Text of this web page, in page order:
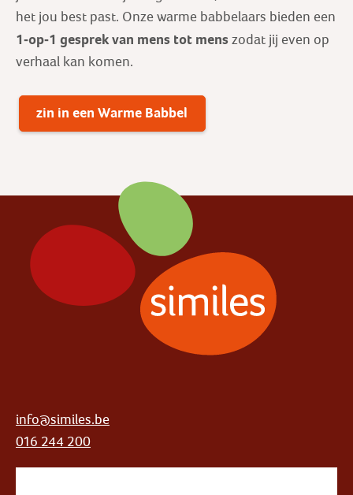
het jou best past. Onze warme babbelaars bieden een
1-op-1 gesprek van mens tot mens zodat jij even op
verhaal kan komen.
zin in een Warme Babbel
info@similes.be
016 244 200